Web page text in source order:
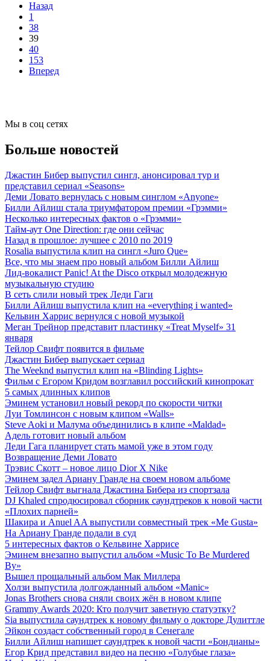
Назад
1
38
39
40
153
Вперед
Мы в соц сетях
Больше новостей
Джастин Бибер выпустил сингл, анонсировал тур и
представил сериал «Seasons»
Деми Ловато вернулась с новым синглом «Anyone»
Билли Айлиш стала триумфатором премии «Грэмми»
Несколько интересных фактов о «Грэмми»
Тайм-аут One Direction: где они сейчас
Назад в прошлое: лучшее с 2010 по 2019
Rosalia выпустила клип на сингл «Juro Que»
Все, что мы знаем про новый альбом Билли Айлиш
Лид-вокалист Panic! At the Disco открыл молодежную
музыкальную студию
В сеть слили новый трек Леди Гаги
Билли Айлиш выпустила клип на «everything i wanted»
Кельвин Харрис вернулся с новой музыкой
Меган Трейнор представит пластинку «Treat Myself» 31
января
Тейлор Свифт появится в фильме
Джастин Бибер выпускает сериал
The Weeknd выпустил клип на «Blinding Lights»
Фильм с Егором Кридом возглавил российский кинопрокат
5 самых длинных клипов
Эминем установил новый рекорд по скорости читки
Луи Томлинсон с новым клипом «Walls»
Steve Aoki и Малума объединились в клипе «Maldad»
Адель готовит новый альбом
Леди Гага планирует стать мамой уже в этом году
Возвращение Деми Ловато
Трэвис Скотт – новое лицо Dior X Nike
Эминем задел Ариану Гранде на своем новом альбоме
Тейлор Свифт выгнала Джастина Бибера из спортзала
DJ Khaled спродюсировал сборник саундтреков к новой части
«Плохих парней»
Шакира и Anuel AA выпустили совместный трек «Me Gusta»
На Ариану Гранде подали в суд
5 интересных фактов о Кельвине Харрисе
Эминем внезапно выпустил альбом «Music To Be Murdered
By»
Вышел прощальный альбом Мак Миллера
Холзи выпустила долгожданный альбом «Manic»
Jonas Brothers снова сняли своих жён в новом клипе
Grammy Awards 2020: Кто получит заветную статуэтку?
Sia выпустила саундтрек к новому фильму о докторе Дулиттле
Эйкон создаст собственный город в Сенегале
Билли Айлиш напишет саундтрек к новой части «Бондианы»
Егор Крид представил видео на песню «Голубые глаза»